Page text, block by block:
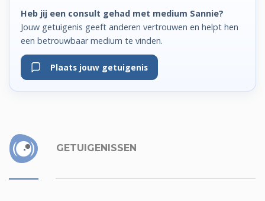
Heb jij een consult gehad met medium Sannie?
Jouw getuigenis geeft anderen vertrouwen en helpt hen
een betrouwbaar medium te vinden.
Plaats jouw getuigenis
GETUIGENISSEN